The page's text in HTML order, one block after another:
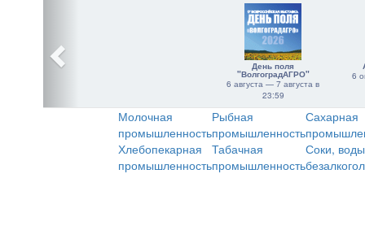
День поля
"ВолгоградАГРО"
6 августа — 7 августа в
23:59
6
Молочная
промышленность
Рыбная
промышленность
Сахарная
Хлебопекарная
промышленность
Табачная
промышленность
Соки,